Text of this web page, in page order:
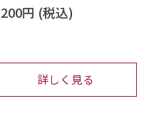
円
詳しく見る